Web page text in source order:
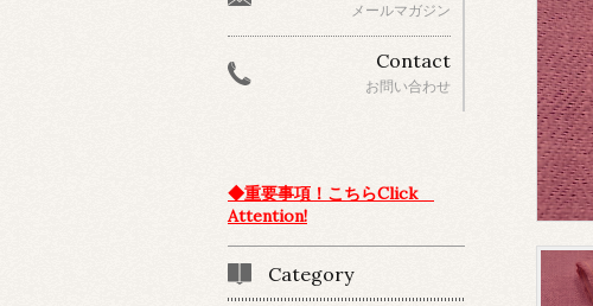
メールマガジン
Contact
お問い合わせ
◆重要事項！こちらClick
Attention!
Category